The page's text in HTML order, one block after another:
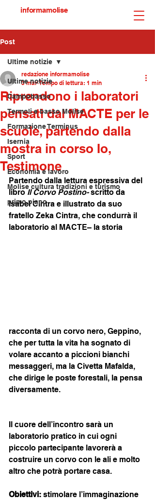
informamolise
Post
Ultime notizie
Campobasso
Termoli e basso Molise
Formazione Terminus
Isernia
Sport
Economia e lavoro
Molise cultura tradizioni e turismo
primo piano
Ultime notizie
Riprendono i laboratori
pensati dal MACTE per le
scuole, partendo dalla
mostra in corso Io,
Testimone
redazione informamolise
3 mar Tempo di lettura: 1 min
Partendo dalla lettura espressiva del
libro Il Corvo Postino- scritto da
Isabel Cintra e illustrato da suo
fratello Zeka Cintra, che condurrà il
laboratorio al MACTE– la storia
racconta di un corvo nero, Geppino,
che per tutta la vita ha sognato di
volare accanto a piccioni bianchi
messaggeri, ma la Civetta Mafalda,
che dirige le poste forestali, la pensa
diversamente.
Il cuore dell’incontro sarà un
laboratorio pratico in cui ogni
piccolo partecipante lavorerà a
costruire un corvo con le ali e molto
altro che potrà portare casa.
Obiettivi: stimolare l’immaginazione